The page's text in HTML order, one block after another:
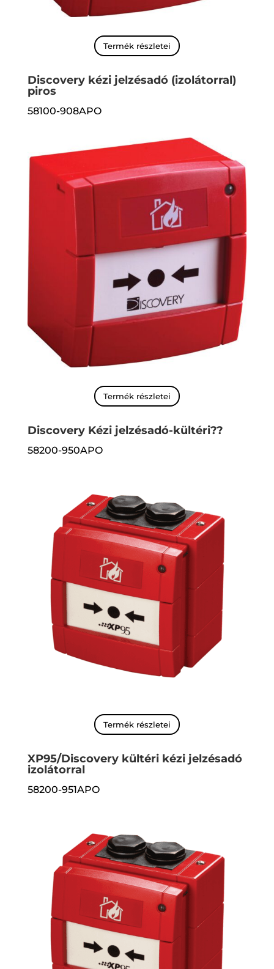
Termék részletei
Discovery kézi jelzésadó (izolátorral)
piros
58100-908APO
Termék részletei
Discovery Kézi jelzésadó-kültéri??
58200-950APO
Termék részletei
XP95/Discovery kültéri kézi jelzésadó
izolátorral
58200-951APO